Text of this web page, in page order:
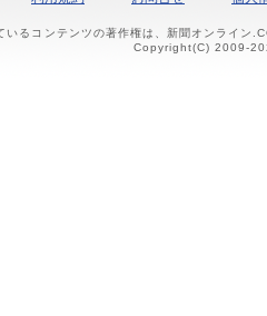
いるコンテンツの著作権は、新聞オンライン
Copyright(C) 2009-